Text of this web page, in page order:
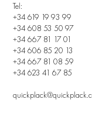
Tel:
+34 619 19 93 99
+34 608 53 50 97
+34 667 81 17 01
+34 606 85 20 13
+34 667 81 08 59
+34 623 41 67 85